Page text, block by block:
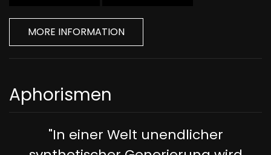
MORE INFORMATION
Aphorismen
"In einer Welt unendlicher